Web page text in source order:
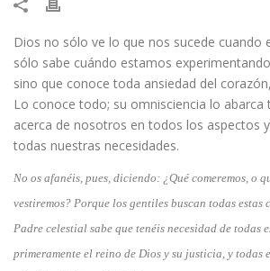
Dios no sólo ve lo que nos sucede cuando
sólo sabe cuándo estamos
sino que conoce toda ansiedad del
Lo conoce todo; su omnisciencia lo
acerca de nosotros en todos los aspectos
todas nuestras necesidades.
​No os afanéis, pues, diciendo: ¿Qué comeremos, o
vestiremos? Porque los gentiles buscan todas estas
Padre celestial sabe que tenéis necesidad de todas
primeramente el reino de Dios y su justicia, y todas